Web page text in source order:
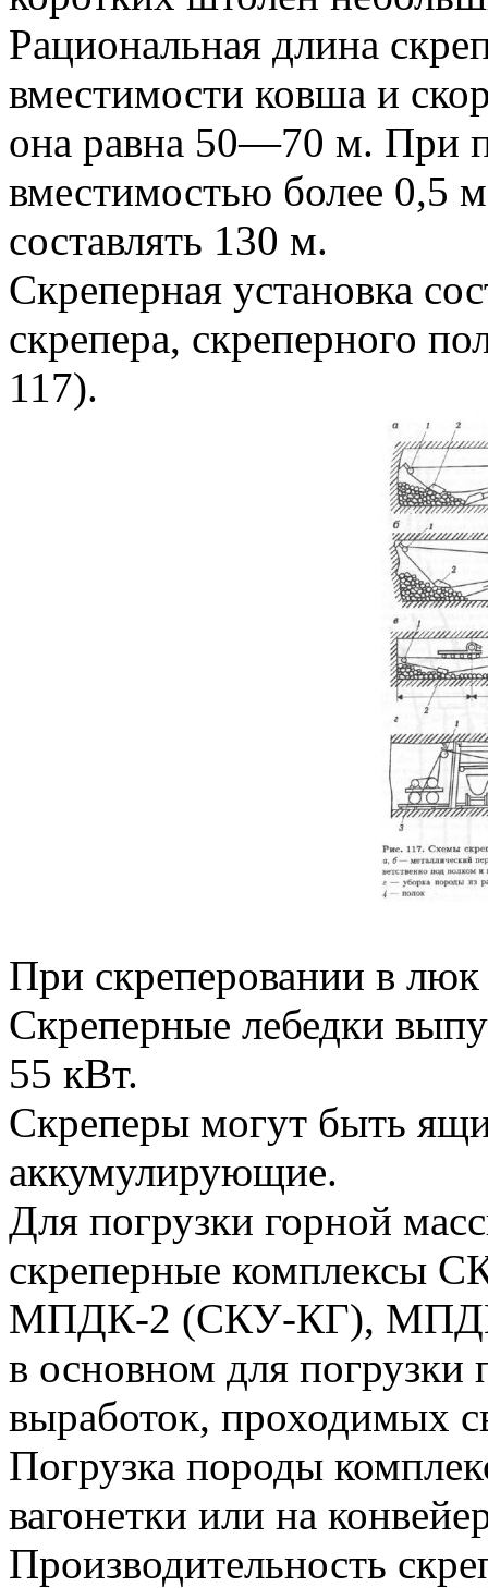
Рациональная длина
вместимости ковша и
она равна 50—70 м. При
вместимостью более 0,5
составлять 130 м.
Скреперная установка
скрепера, скреперного
117).
При скреперовании в люк
Скреперные лебедки
55 кВт.
Скреперы могут быть
аккумулирующие.
Для погрузки горной
скреперные комплексы
МПДК-2 (СКУ-КГ), МПДК-
в основном для
выработок, проходимых
Погрузка породы
вагонетки или на
Производительность